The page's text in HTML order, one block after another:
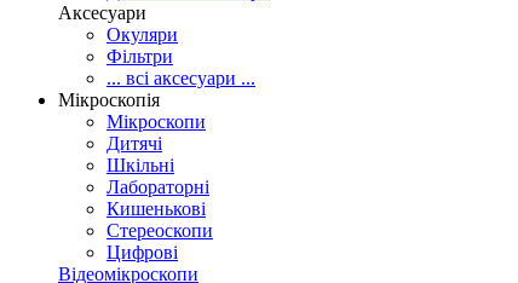
Аксесуари
Окуляри
Фільтри
... всі аксесуари ...
Мікроскопія
Мікроскопи
Дитячі
Шкільні
Лабораторні
Кишенькові
Стереоскопи
Цифрові
Відеомікроскопи